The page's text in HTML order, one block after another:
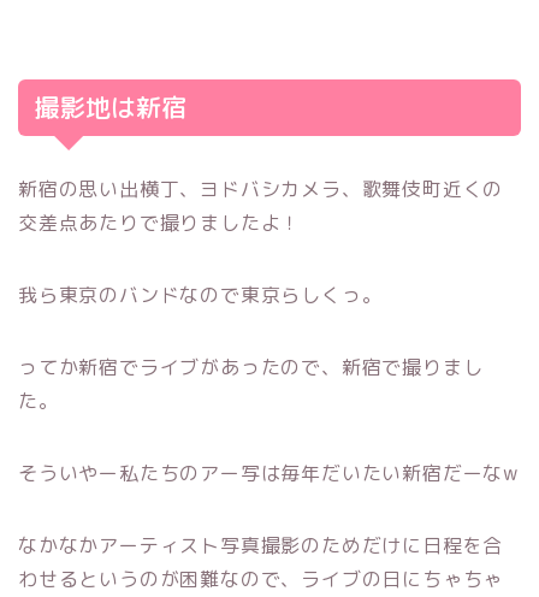
撮影地は新宿
新宿の思い出横丁、ヨドバシカメラ、歌舞伎町近くの
交差点あたりで撮りましたよ！
我ら東京のバンドなので東京らしくっ。
ってか新宿でライブがあったので、新宿で撮りまし
た。
そういやー私たちのアー写は毎年だいたい新宿だーなw
なかなかアーティスト写真撮影のためだけに日程を合
わせるというのが困難なので、ライブの日にちゃちゃ